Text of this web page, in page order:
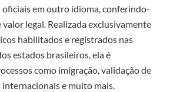
em outro idioma, conferindo-
legal. Realizada exclusivamente
habilitados e registrados nas
estados brasileiros, ela é
como imigração, validação de
e muito mais.